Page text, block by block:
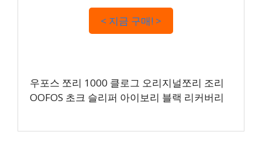
< 지금 구매! >
우포스 쪼리 1000 클로그 오리지널쪼리 조리
OOFOS 초크 슬리퍼 아이보리 블랙 리커버리